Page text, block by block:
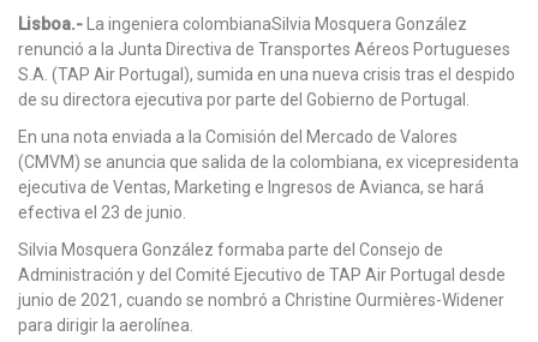
Lisboa.-
La ingeniera colombianaSilvia Mosquera González
renunció a la Junta Directiva de Transportes Aéreos Portugueses
S.A. (TAP Air Portugal), sumida en una nueva crisis tras el despido
de su directora ejecutiva por parte del Gobierno de Portugal.
En una nota enviada a la Comisión del Mercado de Valores
(CMVM) se anuncia que salida de la colombiana, ex vicepresidenta
ejecutiva de Ventas, Marketing e Ingresos de Avianca, se hará
efectiva el 23 de junio.
Silvia Mosquera González formaba parte del Consejo de
Administración y del Comité Ejecutivo de TAP Air Portugal desde
junio de 2021, cuando se nombró a Christine Ourmières-Widener
para dirigir la aerolínea.